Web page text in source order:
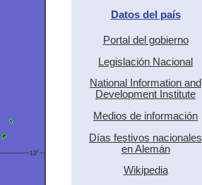
Datos del país
Portal del gobierno
Legislación Nacional
National Information and
Development Institute
Medios de información
Días festivos nacionales
en Alemán
Wikipedia